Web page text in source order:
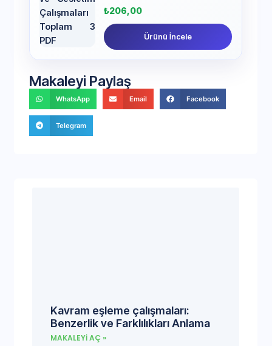
₺206,00
Ürünü İncele
Makaleyi Paylaş
WhatsApp Email Facebook
Telegram
Kavram eşleme çalışmaları:
Benzerlik ve Farklılıkları Anlama
MAKALEYI AÇ »